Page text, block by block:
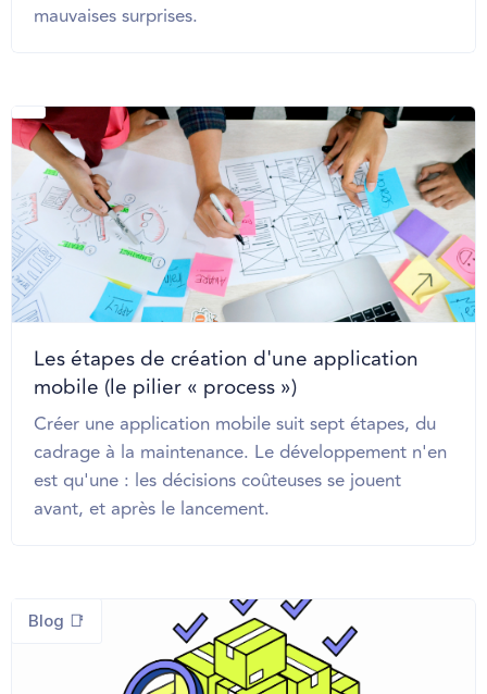
mauvaises surprises.
Les étapes de création d'une application
mobile (le pilier « process »)
Créer une application mobile suit sept étapes, du
cadrage à la maintenance. Le développement n'en
est qu'une : les décisions coûteuses se jouent
avant, et après le lancement.
Blog 📑